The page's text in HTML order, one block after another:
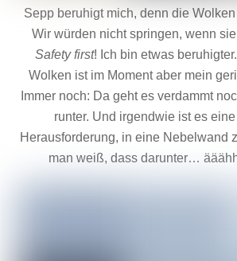
Sepp beruhigt mich, denn die
Wir würden nicht springen, wenn
Safety first! Ich bin etwas
Wolken ist im Moment aber mein
Immer noch: Da geht es verdammt
runter. Und irgendwie ist es
Herausforderung, in eine Nebelwand
man weiß, dass darunter…